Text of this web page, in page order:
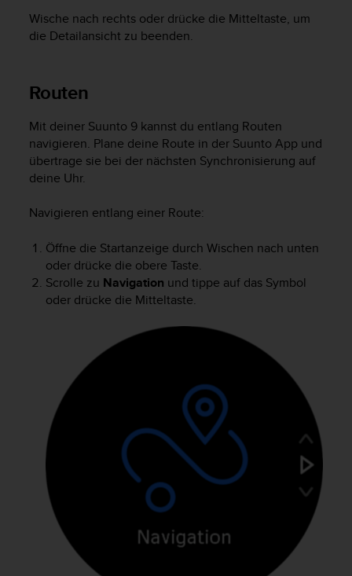
Wische nach rechts oder drücke die Mitteltaste, um
die Detailansicht zu beenden.
Routen
Mit deiner Suunto 9 kannst du entlang Routen
navigieren. Plane deine Route in der Suunto App und
übertrage sie bei der nächsten Synchronisierung auf
deine Uhr.
Navigieren entlang einer Route:
Öffne die Startanzeige durch Wischen nach unten
oder drücke die obere Taste.
Scrolle zu Navigation und tippe auf das Symbol
oder drücke die Mitteltaste.